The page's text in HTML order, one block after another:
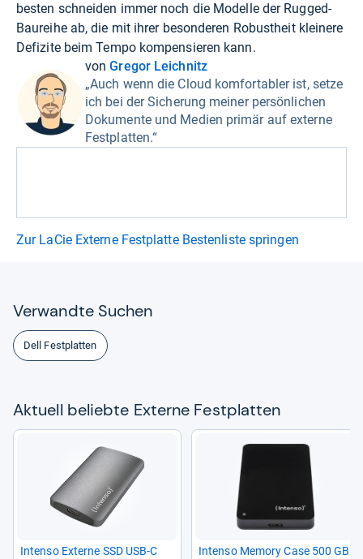
besten schneiden immer noch die Modelle der Rugged-
Baureihe ab, die mit ihrer besonderen Robustheit kleinere
Defizite beim Tempo kompensieren kann.
vonGregor Leichnitz
„Auch wenn die Cloud komfortabler ist, setze
ich bei der Sicherung meiner persönlichen
Dokumente und Medien primär auf externe
Festplatten.“
Zur LaCie Externe Festplatte Bestenliste springen
Ver­wandte Suchen
Dell Festplatten
Aktu­ell beliebte Externe Fest­plat­ten
Intenso Externe SSD USB-​C
Intenso Memory Case 500 GB